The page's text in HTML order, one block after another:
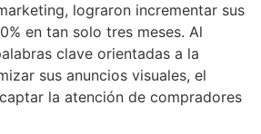
lograron incrementar sus
en tan solo tres meses. Al
clave orientadas a la
sus anuncios visuales, el
la atención de compradores